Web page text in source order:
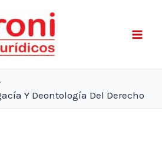
Y Deontología Del Derecho